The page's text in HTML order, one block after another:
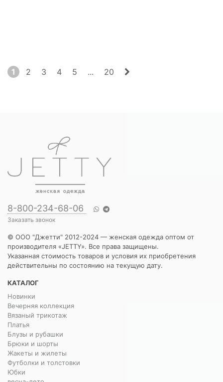
1 2 3 4 5 ... 20
8-800-234-68-06
Заказать звонок
© ООО "Джетти" 2012-2024 — женская одежда оптом от
производителя «JETTY». Все права защищены.
Указанная стоимость товаров и условия их приобретения
действительны по состоянию на текущую дату.
КАТАЛОГ
Новинки
Вечерняя коллекция
Вязаный трикотаж
Платья
Блузы и рубашки
Брюки и шорты
Жакеты и жилеты
Футболки и толстовки
Юбки